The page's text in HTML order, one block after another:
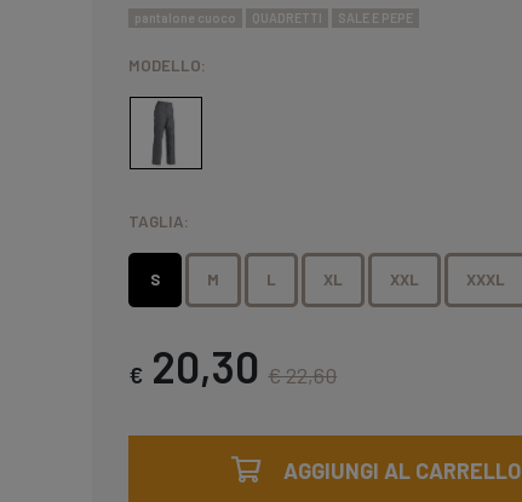
pantalone cuoco QUADRETTI SALE E PEPE
MODELLO:
TAGLIA:
S M L XL XXL XXXL
€ 20,30€ 22,60
AGGIUNGI AL CARRELLO